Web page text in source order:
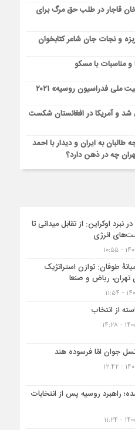
قاجار در طلب حق مرگ برای
و نجات جان شاعر کتابخوان
و مناسبات با مسکو
ملی فدراسیون روسیه» ۲۰۲۱
شد و آمریکا در افغانستان شکست
به ایران و دیدار با احمد
چه در ذهن دارد؟
در نبرد اوکراین: از تقابل میدانی تا
انرژی
طوفان: توازن استراتژیک
تهران، ریاض و صنعا
از انتخاب
جوان امّا فرسوده هند
راهبرد روسیه پس از انتخابات